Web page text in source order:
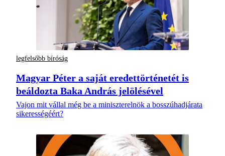
legfelsőbb bíróság
Magyar Péter a saját eredettörténetét is
beáldozta Baka András jelölésével
Vajon mit vállal még be a miniszterelnök a bosszúhadjárata
sikerességéért?